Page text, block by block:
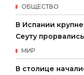
ОБЩЕСТВО
В Испании
Сеуту
МИР
В столице